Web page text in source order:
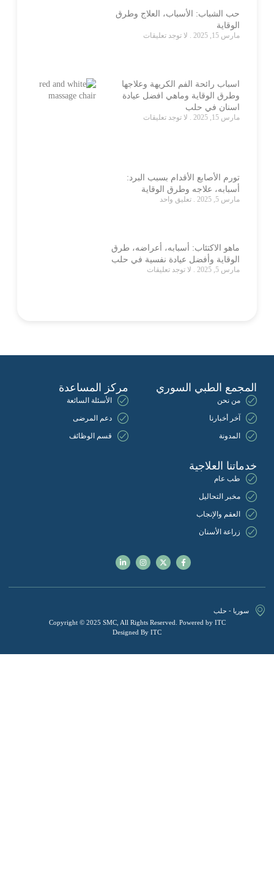
حب الشباب: الأسباب، العلاج وطرق
الوقاية
مارس 15, 2025 لا توجد تعليقات
اسباب رائحة الفم الكريهة وعلاجها
وطرق الوقاية وماهي افضل عيادة
اسنان في حلب
مارس 15, 2025 لا توجد تعليقات
تورم الأصابع الأقدام بسبب البرد:
أسبابه، علاجه وطرق الوقاية
مارس 5, 2025 تعليق واحد
ماهو الاكتئاب: أسبابه، أعراضه، طرق
الوقاية وأفضل عيادة نفسية في حلب
مارس 5, 2025 لا توجد تعليقات
المجمع الطبي السوري
من نحن
آخر أخبارنا
المدونة
مركز المساعدة
الأسئلة السائعة
دعم المرضى
قسم الوظائف
خدماتنا العلاجية
طب عام
مخبر التحاليل
العقم والإنجاب
زراعة الأسنان
Designed By ITC
Copyright © 2025 SMC, All Rights Reserved. Powered by ITC
سوريا - حلب